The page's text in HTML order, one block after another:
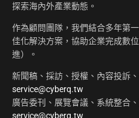
探索海內外產業動態。
作為顧問團隊，我們結合多年第
佳化解決方案，協助企業完成數
進）。
新聞稿、採訪、授權、內容投訴
service@cyberq.tw
廣告委刊、展覽會議、系統整合
service@cyberq.tw